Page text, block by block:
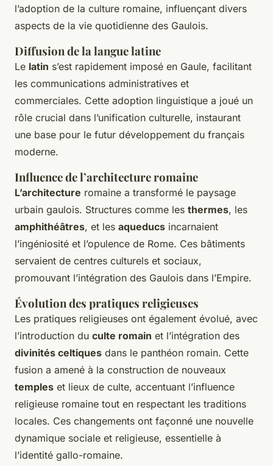
l’adoption de la culture romaine, influençant divers
aspects de la vie quotidienne des Gaulois.
Diffusion de la langue latine
Le latin s’est rapidement imposé en Gaule, facilitant
les communications administratives et
commerciales. Cette adoption linguistique a joué un
rôle crucial dans l’unification culturelle, instaurant
une base pour le futur développement du français
moderne.
Influence de l’architecture romaine
L’architecture romaine a transformé le paysage
urbain gaulois. Structures comme les thermes, les
amphithéâtres, et les aqueducs incarnaient
l’ingéniosité et l’opulence de Rome. Ces bâtiments
servaient de centres culturels et sociaux,
promouvant l’intégration des Gaulois dans l’Empire.
Évolution des pratiques religieuses
Les pratiques religieuses ont également évolué, avec
l’introduction du culte romain et l’intégration des
divinités celtiques dans le panthéon romain. Cette
fusion a amené à la construction de nouveaux
temples et lieux de culte, accentuant l’influence
religieuse romaine tout en respectant les traditions
locales. Ces changements ont façonné une nouvelle
dynamique sociale et religieuse, essentielle à
l’identité gallo-romaine.